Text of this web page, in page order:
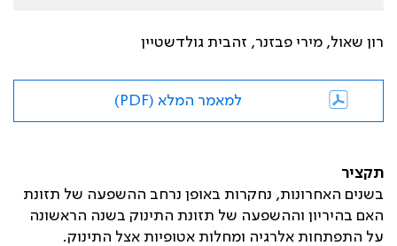
רון שאול, מירי פבזנר, זהבית גולדשטיין
למאמר המלא (PDF)
תקציר
בשנים האחרונות, נחקרות באופן נרחב ההשפעה של תזונת
האם בהיריון וההשפעה של תזונת התינוק בשנה הראשונה
על התפתחות אלרגיה ומחלות אטופיות אצל התינוק.